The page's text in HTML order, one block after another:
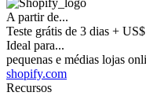
A partir de...
Teste grátis de 3 dias +
Ideal para...
pequenas e médias lojas
shopify.com
Recursos